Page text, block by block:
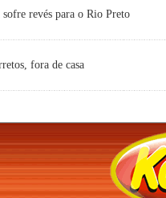
revés para o Rio Preto
fora de casa